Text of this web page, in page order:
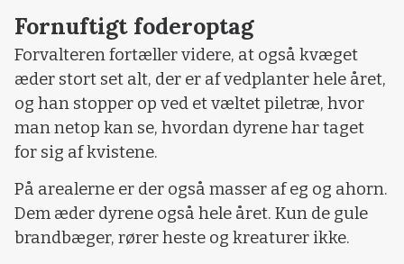
Fornuftigt foderoptag
Forvalteren fortæller videre, at også kvæget
æder stort set alt, der er af vedplanter hele året,
og han stopper op ved et væltet piletræ, hvor
man netop kan se, hvordan dyrene har taget
for sig af kvistene.
På arealerne er der også masser af eg og ahorn.
Dem æder dyrene også hele året. Kun de gule
brandbæger, rører heste og kreaturer ikke.